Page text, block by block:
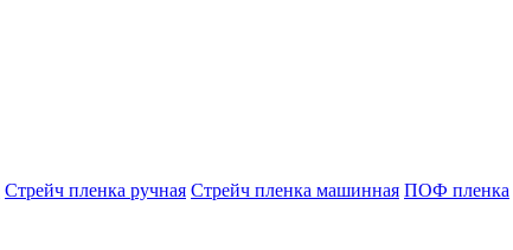
Стрейч пленка ручная Стрейч пленка машинная ПОФ пленка